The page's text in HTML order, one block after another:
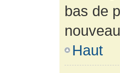
bas de
Haut